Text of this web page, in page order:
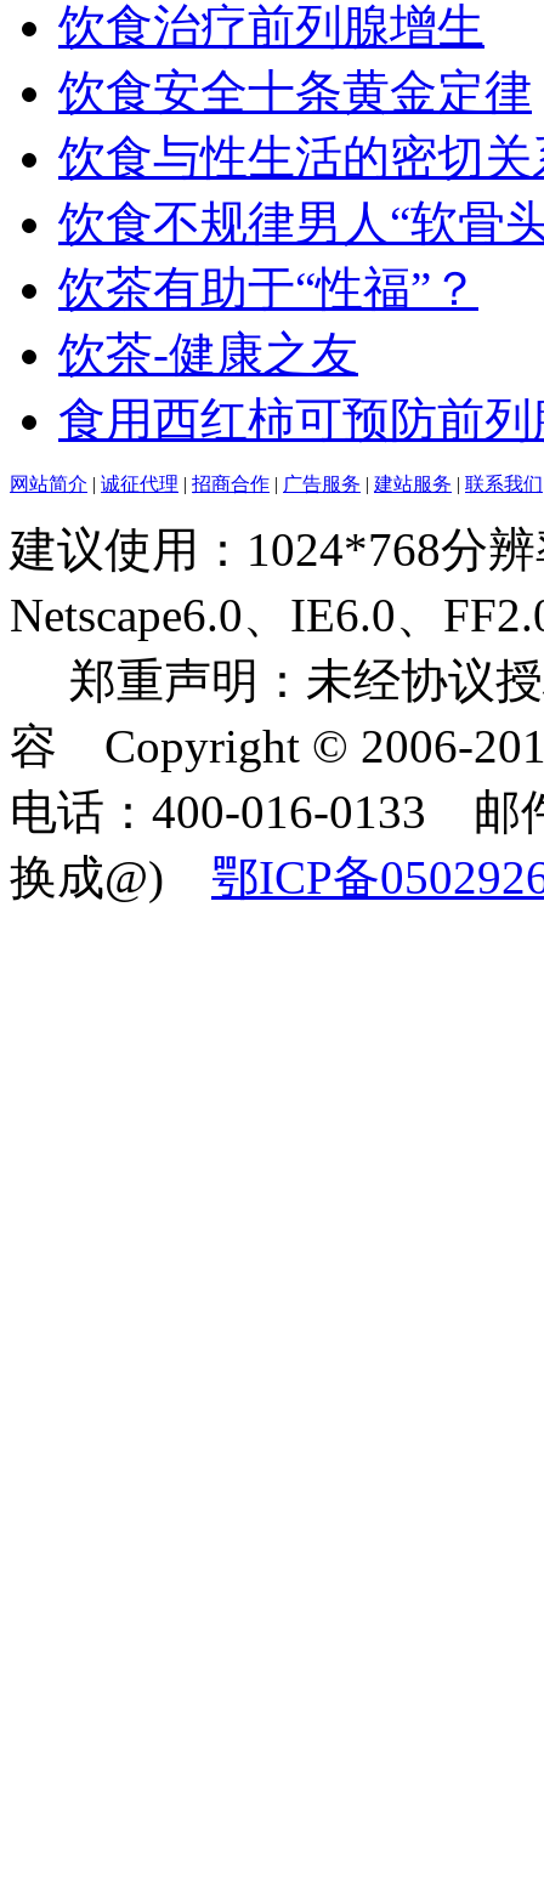
饮食治疗前列腺增生
饮食安全十条黄金定律
饮食与性生活的密切关
饮食不规律男人“软骨
饮茶有助于“性福”？
饮茶-健康之友
食用西红柿可预防前列
网站简介 | 诚征代理 | 招商合作 | 广告服务 | 建站服务 | 联系我们
建议使用：1024*768分
Netscape6.0、IE6.0、
郑重声明：未经协议
容 Copyright © 2006-
电话：400-016-0133 邮
换成@) 鄂ICP备